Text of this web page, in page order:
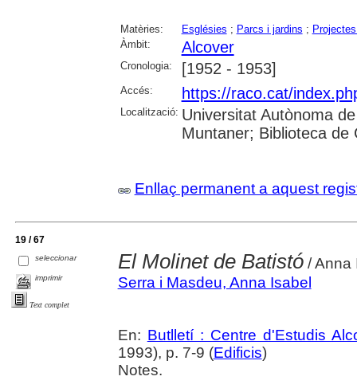
Matèries: Esglésies ; Parcs i jardins ;
Àmbit:
Alcover
Cronologia: [1952 - 1953]
Accés: https://raco.cat/
Localització: Universitat Autònoma
Muntaner; Biblioteca de
Enllaç permanent a aquest
19 / 67
seleccionar
imprimir
Text complet
El Molinet de Batistó/ Anna
Serra i Masdeu, Anna Isabel
En: Butlletí : Centre d'Estudis
1993), p. 7-9 (Edificis)
Notes.